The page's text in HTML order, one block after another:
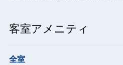
客室アメニティ
全室